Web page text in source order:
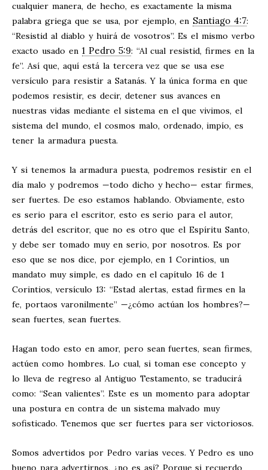
cualquier manera, de hecho, es exactamente la misma
palabra griega que se usa, por ejemplo, en Santiago 4:7:
“Resistid al diablo y huirá de vosotros”. Es el mismo verbo
exacto usado en 1 Pedro 5:9: “Al cual resistid, firmes en la
fe”. Así que, aquí está la tercera vez que se usa ese
versículo para resistir a Satanás. Y la única forma en que
podemos resistir, es decir, detener sus avances en
nuestras vidas mediante el sistema en el que vivimos, el
sistema del mundo, el cosmos malo, ordenado, impío, es
tener la armadura puesta.
Y si tenemos la armadura puesta, podremos resistir en el
día malo y podremos —todo dicho y hecho— estar firmes,
ser fuertes. De eso estamos hablando. Obviamente, esto
es serio para el escritor, esto es serio para el autor,
detrás del escritor, que no es otro que el Espíritu Santo,
y debe ser tomado muy en serio, por nosotros. Es por
eso que se nos dice, por ejemplo, en 1 Corintios, un
mandato muy simple, es dado en el capítulo 16 de 1
Corintios, versículo 13: “Estad alertas, estad firmes en la
fe, portaos varonilmente” —¿cómo actúan los hombres?—
sean fuertes, sean fuertes.
Hagan todo esto en amor, pero sean fuertes, sean firmes,
actúen como hombres. Lo cual, si toman ese concepto y
lo lleva de regreso al Antiguo Testamento, se traducirá
como: “Sean valientes”. Este es un momento para adoptar
una postura en contra de un sistema malvado muy
sofisticado. Tenemos que ser fuertes para ser victoriosos.
Somos advertidos por Pedro varias veces. Y Pedro es uno
bueno para advertirnos, ¿no es así? Porque si recuerdo